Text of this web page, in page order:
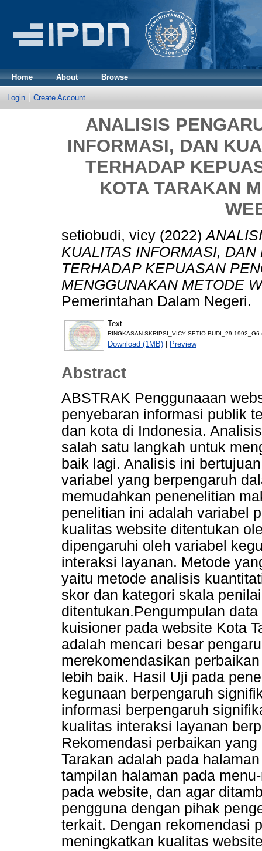
Home About Browse
Login Create Account
ANALISIS
INFORMASI, DAN
TERHADAP
KOTA TARAKAN
setiobudi, vicy (2022)
KUALITAS INFORMASI,
TERHADAP KEPUASAN
MENGGUNAKAN METODE
Pemerintahan Dalam Negeri.
Text
RINGKASAN SKRIPSI_VICY SETIO BUDI_29.1992_G6
Download (1MB) | Preview
Abstract
ABSTRAK Penggunaaan
penyebaran informasi publik
dan kota di Indonesia.
salah satu langkah untuk
baik lagi. Analisis ini
variabel yang berpengaruh
memudahkan penenelitian
penelitian ini adalah variabel
kualitas website ditentukan
dipengaruhi oleh variabel
interaksi layanan. Metode
yaitu metode analisis
skor dan kategori skala
ditentukan.Pengumpulan
kuisioner pada website Kota
adalah mencari besar
merekomendasikan
lebih baik. Hasil Uji pada
kegunaan berpengaruh
informasi berpengaruh
kualitas interaksi layanan
Rekomendasi perbaikan
Tarakan adalah pada
tampilan halaman pada
pada website, dan agar
pengguna dengan pihak
terkait. Dengan rekomendasi
meningkatkan kualitas